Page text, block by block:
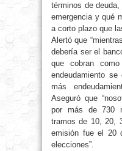
términos de
emergencia y qué
a corto plazo que
Alertó que
debería ser el
que cobran
endeudamiento
más
Aseguró que
por más de 730
tramos de 10, 20,
emisión fue el 20
elecciones”.